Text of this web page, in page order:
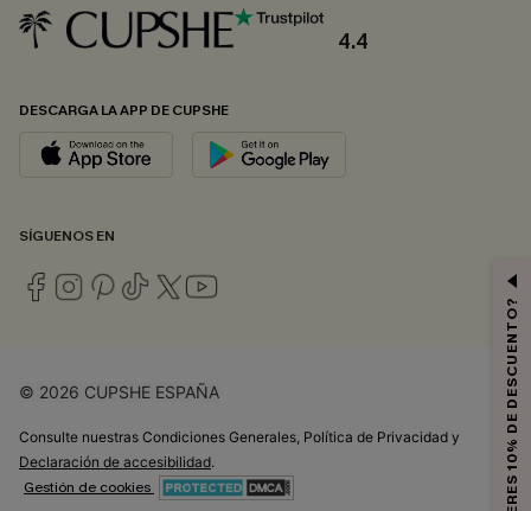
4.4
DESCARGA LA APP DE CUPSHE
SÍGUENOS EN
© 2026 CUPSHE ESPAÑA
Consulte nuestras Condiciones Generales Política de Privacidad y
Declaración de accesibilidad.
Gestión de cookies ¿QUIERES 10% DE DESCUENTO?